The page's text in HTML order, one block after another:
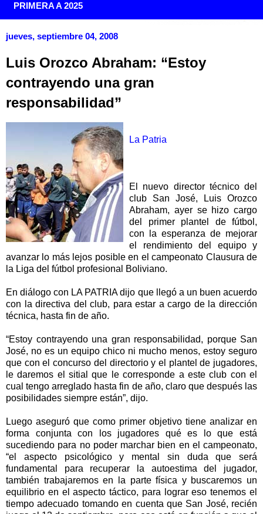
PRIMERA A 2025
jueves, septiembre 04, 2008
Luis Orozco Abraham: “Estoy
contrayendo una gran
responsabilidad”
La Patria
El nuevo director técnico del
club San José, Luis Orozco
Abraham, ayer se hizo cargo
del primer plantel de fútbol,
con la esperanza de mejorar
el rendimiento del equipo y
avanzar lo más lejos posible en el campeonato Clausura de
la Liga del fútbol profesional Boliviano.
En diálogo con LA PATRIA dijo que llegó a un buen acuerdo
con la directiva del club, para estar a cargo de la dirección
técnica, hasta fin de año.
“Estoy contrayendo una gran responsabilidad, porque San
José, no es un equipo chico ni mucho menos, estoy seguro
que con el concurso del directorio y el plantel de jugadores,
le daremos el sitial que le corresponde a este club con el
cual tengo arreglado hasta fin de año, claro que después las
posibilidades siempre están”, dijo.
Luego aseguró que como primer objetivo tiene analizar en
forma conjunta con los jugadores qué es lo que está
sucediendo para no poder marchar bien en el campeonato,
“el aspecto psicológico y mental sin duda que será
fundamental para recuperar la autoestima del jugador,
también trabajaremos en la parte física y buscaremos un
equilibrio en el aspecto táctico, para lograr eso tenemos el
tiempo adecuado tomando en cuenta que San José, recién